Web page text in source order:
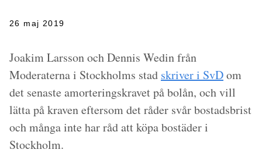
26 maj 2019
Joakim Larsson och Dennis Wedin från
Moderaterna i Stockholms stad skriver i SvDom
det senaste amorteringskravet på bolån, och vill
lätta på kraven eftersom det råder svår bostadsbrist
och många inte har råd att köpa bostäder i
Stockholm.